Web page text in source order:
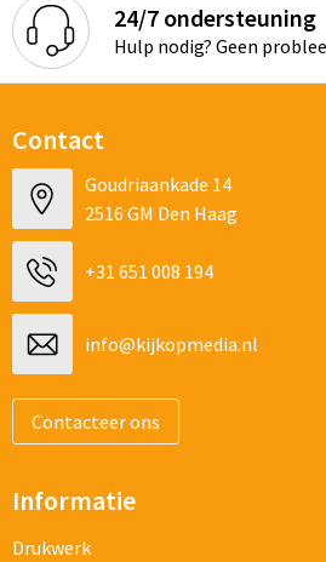
24/7 ondersteuning
Hulp nodig? Geen
Contact
Goudriaankade 14
2516 GM Den Haag
+31 651 008 194
info@kijkopmedia.nl
Contacteer ons
Informatie
Drukwerk